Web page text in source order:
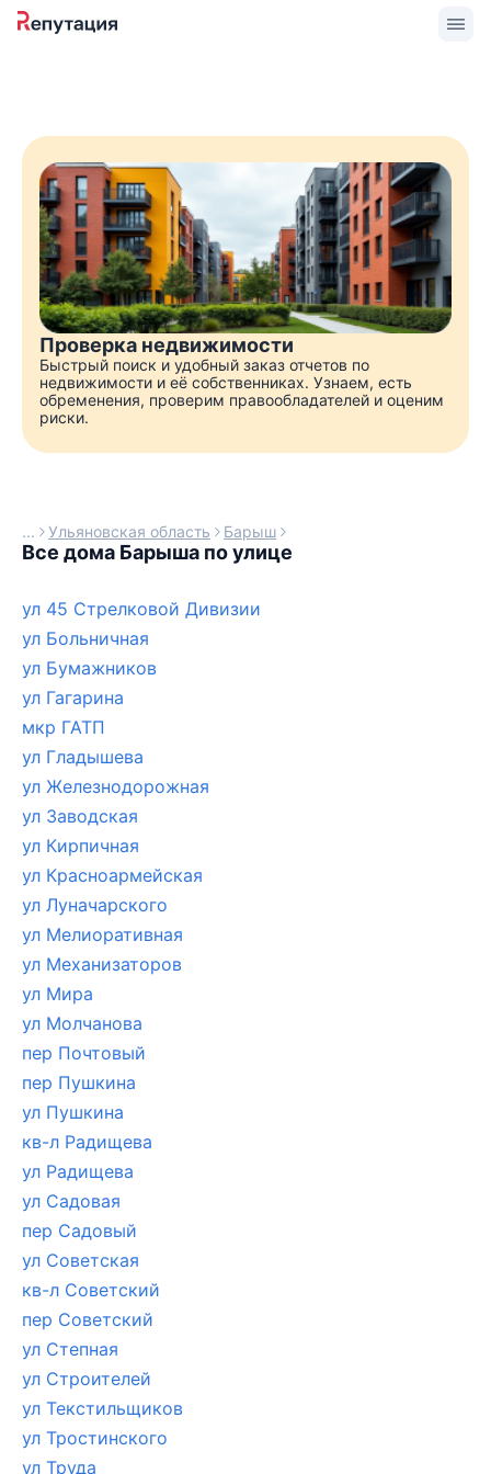
Проверка недвижимости
Быстрый поиск и удобный заказ отчетов по
недвижимости и её собственниках. Узнаем, есть
обременения, проверим правообладателей и оценим
риски.
Ульяновская область Барыш
Все дома Барыша по улице
ул 45 Стрелковой Дивизии
ул Больничная
ул Бумажников
ул Гагарина
мкр ГАТП
ул Гладышева
ул Железнодорожная
ул Заводская
ул Кирпичная
ул Красноармейская
ул Луначарского
ул Мелиоративная
ул Механизаторов
ул Мира
ул Молчанова
пер Почтовый
пер Пушкина
ул Пушкина
кв-л Радищева
ул Радищева
ул Садовая
пер Садовый
ул Советская
кв-л Советский
пер Советский
ул Степная
ул Строителей
ул Текстильщиков
ул Тростинского
ул Труда